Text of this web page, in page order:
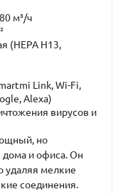
м³/ч
(HEPA H13,
Link, Wi-Fi,
Alexa)
вирусов и
но
дома и офиса. Он
удаляя мелкие
соединения.